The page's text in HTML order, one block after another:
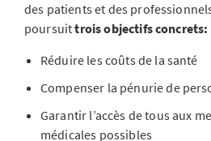
des patients et des
poursuittrois objectifs concrets:
Réduire les coûts de la santé
Compenser la pénurie de
Garantir l’accès de tous aux
médicales possibles